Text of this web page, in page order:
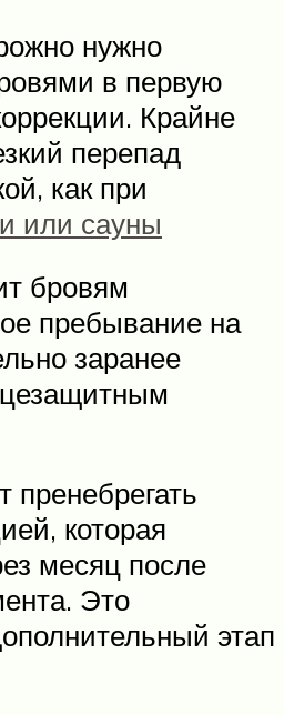
нужно
в первую
Крайне
перепад
как при
или сауны
бровям
пребывание на
заранее
пренебрегать
которая
месяц после
Это
этап